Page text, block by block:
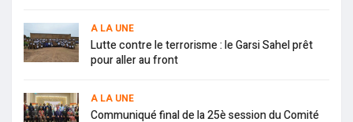
A LA UNE
Lutte contre le terrorisme : le Garsi Sahel prêt
pour aller au front
A LA UNE
Communiqué final de la 25è session du Comité